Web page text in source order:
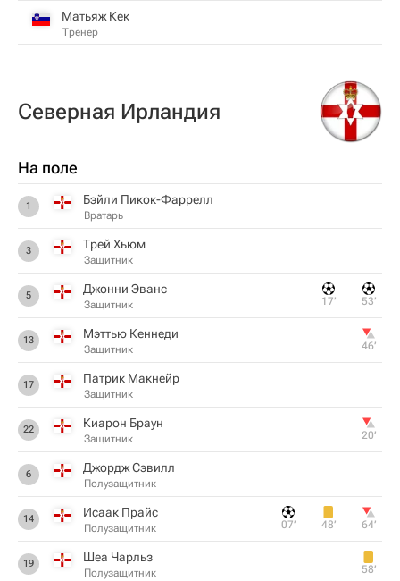
Матьяж Кек
Тренер
Северная Ирландия
На поле
1 Бэйли Пикок-Фаррелл
Вратарь
3 Трей Хьюм
Защитник
5 Джонни Эванс
Защитник 17‎’‎ 53‎’‎
13 Мэттью Кеннеди
Защитник 46‎’‎
17 Патрик Макнейр
Защитник
22 Киарон Браун
Защитник 20‎’‎
6 Джордж Сэвилл
Полузащитник
14 Исаак Прайс
Полузащитник 07‎’‎ 48‎’‎ 64‎’‎
19 Шеа Чарльз
Полузащитник 58‎’‎